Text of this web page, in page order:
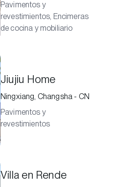
Pavimentos y
revestimientos, Encimeras
de cocina y mobiliario
Jiujiu Home
Ningxiang, Changsha - CN
Pavimentos y
revestimientos
Villa en Rende